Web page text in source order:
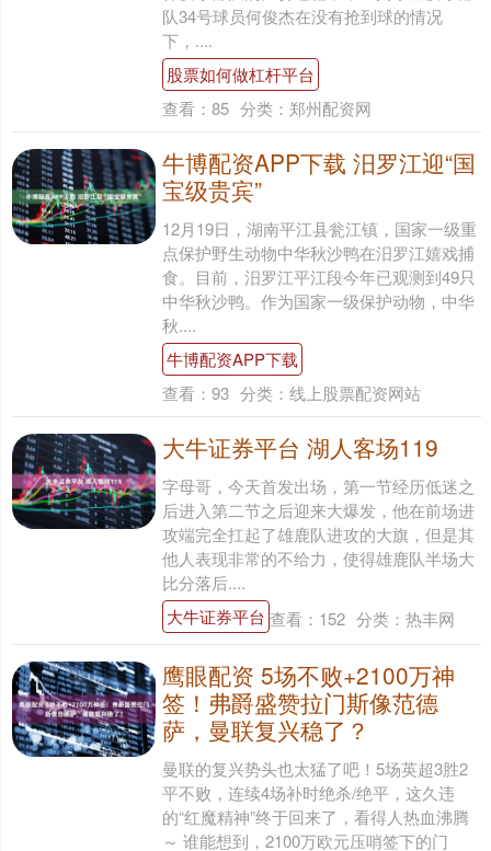
队34号球员何俊杰在没有抢到球的情况
下，....
股票如何做杠杆平台
查看： 85 分类： 郑州配资网
牛博配资APP下载 汨罗江迎“国
宝级贵宾”
12月19日，湖南平江县瓮江镇，国家一级重
点保护野生动物中华秋沙鸭在汨罗江嬉戏捕
食。目前，汨罗江平江段今年已观测到49只
中华秋沙鸭。作为国家一级保护动物，中华
秋....
牛博配资APP下载
查看： 93 分类： 线上股票配资网站
大牛证券平台 湖人客场119
字母哥，今天首发出场，第一节经历低迷之
后进入第二节之后迎来大爆发，他在前场进
攻端完全扛起了雄鹿队进攻的大旗，但是其
他人表现非常的不给力，使得雄鹿队半场大
比分落后....
大牛证券平台 查看： 152 分类： 热丰网
鹰眼配资 5场不败+2100万神
签！弗爵盛赞拉门斯像范德
萨，曼联复兴稳了？
曼联的复兴势头也太猛了吧！5场英超3胜2
平不败，连续4场补时绝杀/绝平，这久违
的“红魔精神”终于回来了，看得人热血沸腾
～ 谁能想到，2100万欧元压哨签下的门